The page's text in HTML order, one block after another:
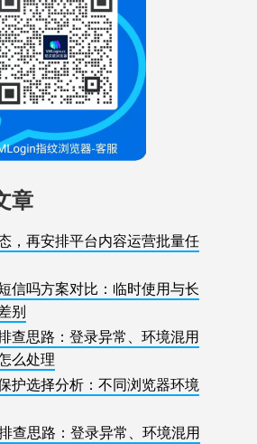
章
，再安排平台内容运营批量任
信吗方案对比：临时使用与长
别
查思路：登录异常、环境混用
么处理
护选择分析：不同浏览器环境
查思路：登录异常、环境混用